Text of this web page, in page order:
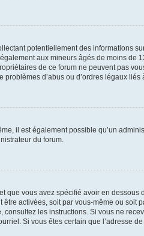
potentiellement des informations
aux mineurs âgés de moins de
de ce forum ne peuvent pas
d’abus ou d’ordres légaux liés
il est également possible qu’un
du forum.
vous avez spécifié avoir en dessous
activées, soit par vous-même ou soit
les instructions. Si vous ne
Si vous êtes certain que l’adresse